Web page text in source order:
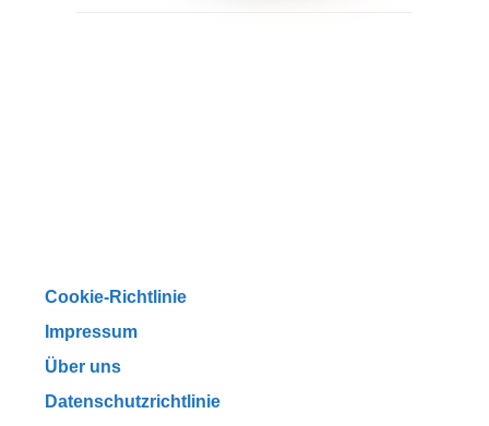
Cookie-Richtlinie
Impressum
Über uns
Datenschutzrichtlinie